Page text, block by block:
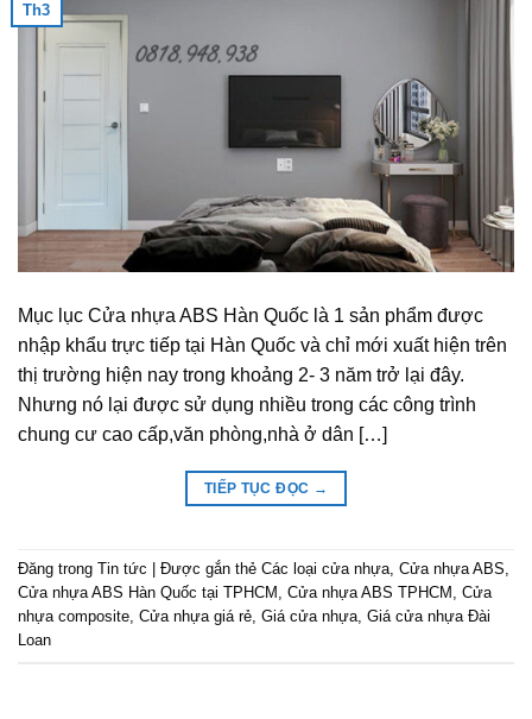
Th3
Mục lục Cửa nhựa ABS Hàn Quốc là 1 sản phẩm được
nhập khẩu trực tiếp tại Hàn Quốc và chỉ mới xuất hiện trên
thị trường hiện nay trong khoảng 2- 3 năm trở lại đây.
Nhưng nó lại được sử dụng nhiều trong các công trình
chung cư cao cấp,văn phòng,nhà ở dân […]
TIẾP TỤC ĐỌC →
Đăng trong Tin tức Được gắn thẻ Các loại cửa nhựa, Cửa nhựa ABS,
Cửa nhựa ABS Hàn Quốc tại TPHCM , Cửa nhựa ABS TPHCM , Cửa
nhựa composite, Cửa nhựa giá rẻ, Giá cửa nhựa, Giá cửa nhựa Đài
Loan